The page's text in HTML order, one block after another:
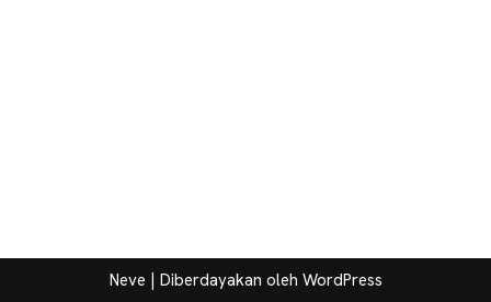
Neve | Diberdayakan oleh WordPress